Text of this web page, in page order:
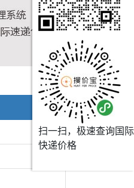
扫一扫，极速查询国际
快递价格